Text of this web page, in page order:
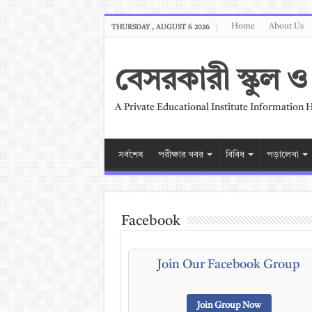
THURSDAY , AUGUST 6 2026 Home About Us
বেসরকারী স্কুল
A Private Educational Institute Information
সর্বশেষ পরীক্ষার খবর বিবিধ পড়ালেখা
Facebook
Join Our Facebook Group
Join Group Now